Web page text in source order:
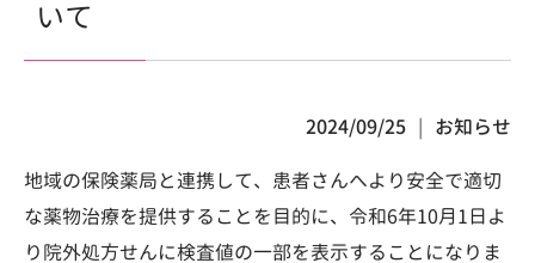
いて
2024/09/25 お知らせ
地域の保険薬局と連携して、患者さんへより安全で適切
な薬物治療を提供することを目的に、令和6年10月1日よ
り院外処方せんに検査値の一部を表示することになりま